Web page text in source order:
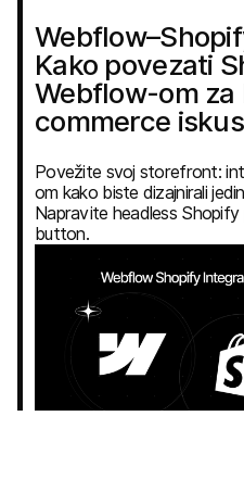
Kako povezati
Webflow-om za
commerce
Povežite svoj storefront:
om kako biste dizajnirali
Napravite headless
button.